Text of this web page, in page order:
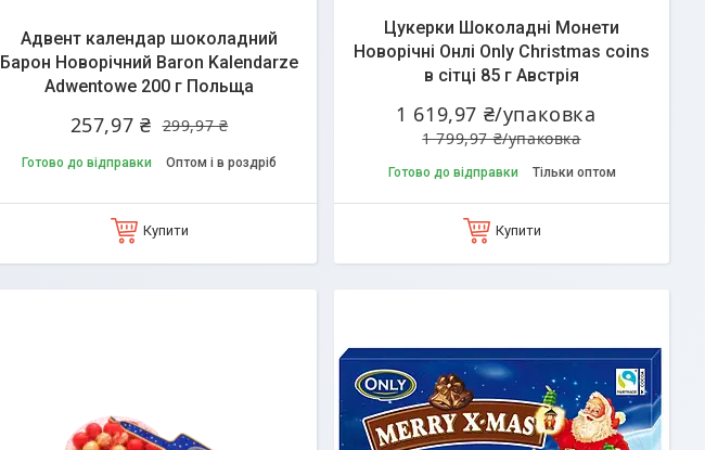
Адвент календар шоколадний
Барон Новорічний Baron Kalendarze
Adwentowe 200 г Польща
299,97 ₴
257,97 ₴
Готово до відправки Оптом і в роздріб
Купити
Цукерки Шоколадні Монети
Новорічні Онлі Only Christmas coins
в сітці 85 г Австрія
1 799,97 ₴/упаковка
1 619,97 ₴/упаковка
Готово до відправки Тільки оптом
Купити